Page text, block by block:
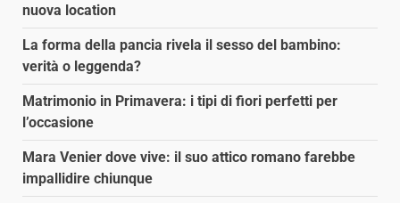
nuova location
La forma della pancia rivela il sesso del bambino:
verità o leggenda?
Matrimonio in Primavera: i tipi di fiori perfetti per
l’occasione
Mara Venier dove vive: il suo attico romano farebbe
impallidire chiunque